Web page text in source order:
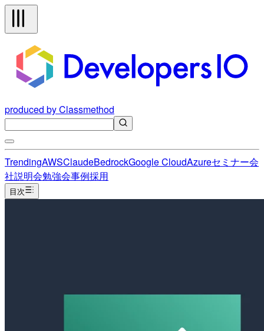
produced by Classmethod
TrendingAWSClaudeBedrockGoogle CloudAzureセミナー会
社説明会勉強会事例採用
目次